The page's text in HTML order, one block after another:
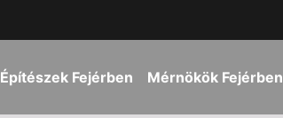
Építészek Fejérben Mérnökök Fejérben